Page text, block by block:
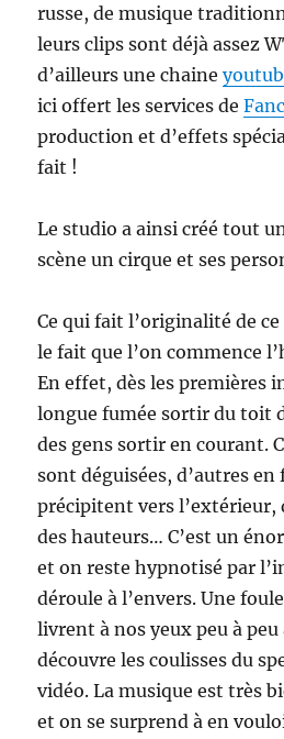
russe, de musique
leurs clips sont déjà assez
d’ailleurs une chaine
ici offert les services de
production et d’effets
fait !
Le studio a ainsi créé tout
scène un cirque et ses
Ce qui fait l’originalité de
le fait que l’on commence
En effet, dès les premières
longue fumée sortir du toit
des gens sortir en courant.
sont déguisées, d’autres en
précipitent vers l’extérieur,
des hauteurs… C’est un
et on reste hypnotisé par
déroule à l’envers. Une
livrent à nos yeux peu à peu
découvre les coulisses du
vidéo. La musique est très
et on se surprend à en